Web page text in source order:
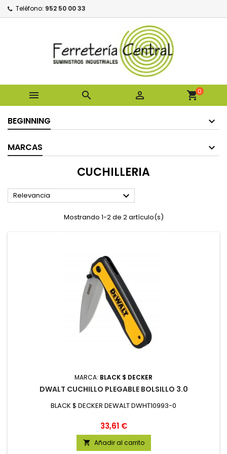
Teléfono: 952 50 00 33
   shopping_cart0
BEGINNING
MARCAS
CUCHILLERIA
Relevancia 
Mostrando 1-2 de 2 artículo(s)
MARCA: BLACK $ DECKER
DWALT CUCHILLO PLEGABLE BOLSILLO 3.0
BLACK $ DECKER DEWALT DWHT10993-0
Precio
33,61 €
 Añadir al carrito